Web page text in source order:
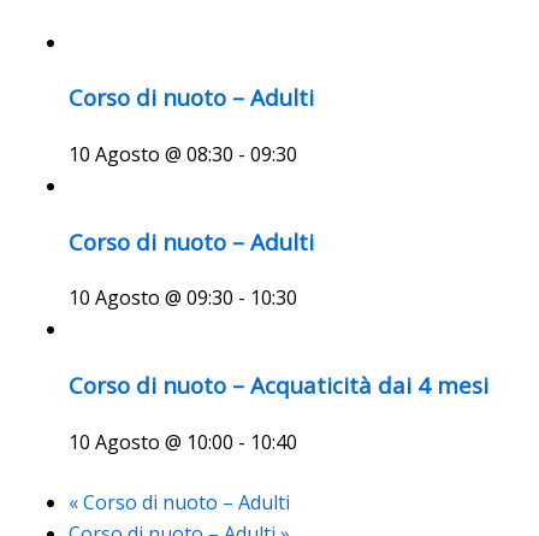
Corso di nuoto – Adulti
10 Agosto @ 08:30 - 09:30
Corso di nuoto – Adulti
10 Agosto @ 09:30 - 10:30
Corso di nuoto – Acquaticità dai 4 mesi
10 Agosto @ 10:00 - 10:40
«Corso di nuoto – Adulti